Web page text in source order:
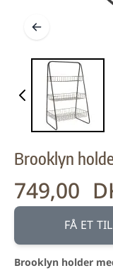
Brooklyn
749,00
FÅ ET
Brooklyn holder